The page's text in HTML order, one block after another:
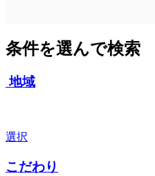
条件を選んで検索
地域
選択
こだわり